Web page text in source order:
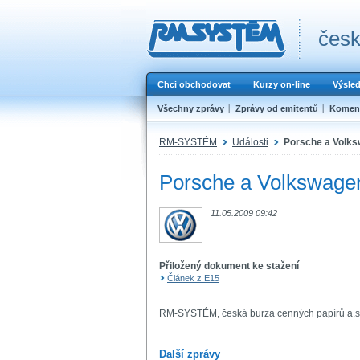
Chci obchodovat Kurzy on-line
Všechny zprávy Zprávy od emitentů
RM-SYSTÉM Události Porsche a
Porsche a
11.05.2009 09:42
Přiložený dokument ke stažení
Článek z E15
RM-SYSTÉM, česká burza cenných papírů
Další zprávy